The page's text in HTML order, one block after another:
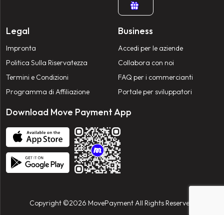
Legal
Impronta
Politica Sulla Riservatezza
Termini e Condizioni
Programma di Affiliazione
Business
Accedi per le aziende
Collabora con noi
FAQ per i commercianti
Portale per sviluppatori
Download Move Payment App
Copyright ©2026 MovePayment All Rights Reserved.